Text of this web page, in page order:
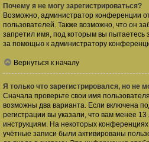
Почему я не могу зарегистрироваться?
Возможно, администратор конференции
пользователей. Также возможно, что он
запретил имя, под которым вы пытаетесь
за помощью к администратору
Вернуться к началу
Я только что зарегистрировался, но не
Сначала проверьте свои имя
возможны два варианта. Если включена
регистрации вы указали, что вам менее
инструкциям. На некоторых
учётные записи были активированы